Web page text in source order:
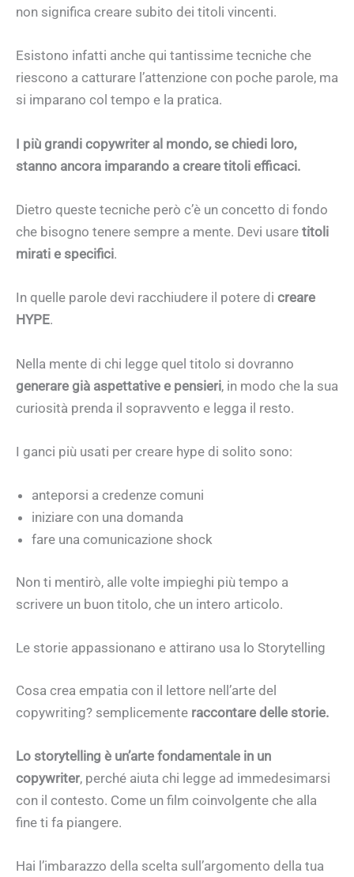
non significa creare subito dei titoli vincenti.
Esistono infatti anche qui tantissime tecniche che
riescono a catturare l’attenzione con poche parole, ma
si imparano col tempo e la pratica.
I più grandi copywriter al mondo, se chiedi loro,
stanno ancora imparando a creare titoli efficaci.
Dietro queste tecniche però c’è un concetto di fondo
che bisogno tenere sempre a mente. Devi usare titoli
mirati e specifici.
In quelle parole devi racchiudere il potere di creare
HYPE.
Nella mente di chi legge quel titolo si dovranno
generare già aspettative e pensieri, in modo che la sua
curiosità prenda il sopravvento e legga il resto.
I ganci più usati per creare hype di solito sono:
anteporsi a credenze comuni
iniziare con una domanda
fare una comunicazione shock
Non ti mentirò, alle volte impieghi più tempo a
scrivere un buon titolo, che un intero articolo.
Le storie appassionano e attirano usa lo Storytelling
Cosa crea empatia con il lettore nell’arte del
copywriting? semplicemente raccontare delle storie.
Lo storytelling è un’arte fondamentale in un
copywriter, perché aiuta chi legge ad immedesimarsi
con il contesto. Come un film coinvolgente che alla
fine ti fa piangere.
Hai l’imbarazzo della scelta sull’argomento della tua